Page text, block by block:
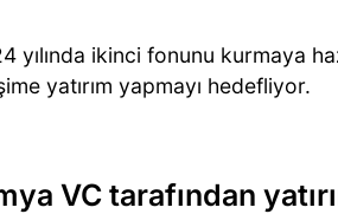
yılında ikinci fonunu kurmaya
yatırım yapmayı hedefliyor.
VC tarafından